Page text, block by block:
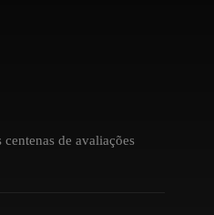
de avaliações